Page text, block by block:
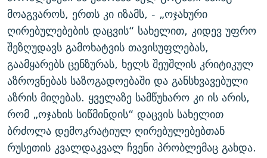
მოაგვაროს, ერთს კი იზამს, - „ოჯახური
ღირებულებების დაცვის“ სახელით, კიდევ უფრო
შეზღუდავს გამოხატვის თავისუფლებას,
გაამყარებს ცენზურას, ხელს შეუშლის კრიტიკულ
აზროვნებას საზოგადოებაში და განსხვავებული
აზრის მიღებას. ყველაზე სამწუხარო კი ის არის,
რომ „ოჯახის სიწმინდის“ დაცვის სახელით
ბრძოლა დემოკრატიულ ღირებულებებთან
რუსეთის კვალდაკვალ ჩვენი პრობლემაც გახდა.